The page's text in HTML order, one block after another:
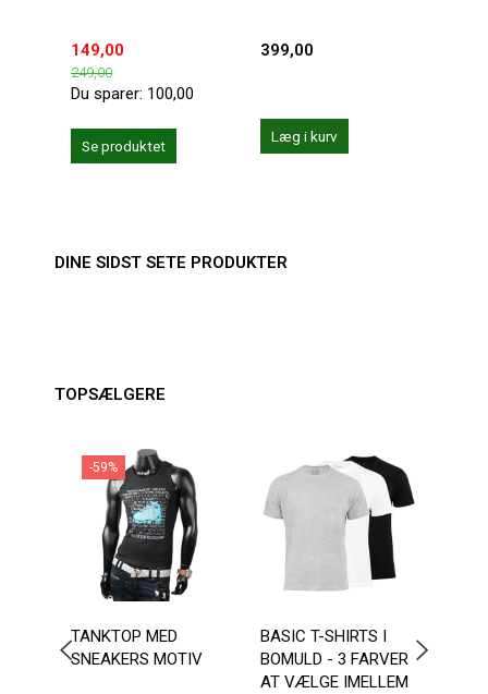
149,00
249,00
Du sparer: 100,00
Se produktet
399,00
Læg i kurv
DINE SIDST SETE PRODUKTER
TOPSÆLGERE
-59%
TANKTOP MED
SNEAKERS MOTIV
BASIC T-SHIRTS I
BOMULD - 3 FARVER
AT VÆLGE IMELLEM